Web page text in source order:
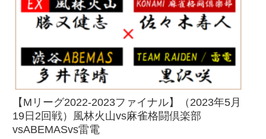
【Mリーグ2022-2023ファイナル】（2023年5月
19日2回戦）風林火山vs麻雀格闘倶楽部
vsABEMASvs雷電